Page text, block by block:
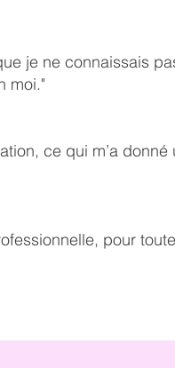
je ne connaissais
moi."
ce qui m’a donné
pour